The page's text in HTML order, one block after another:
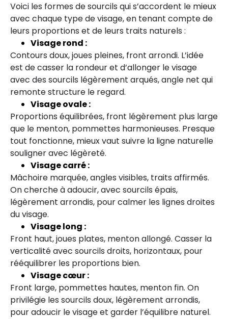
Voici les formes de sourcils qui s’accordent le mieux
avec chaque type de visage, en tenant compte de
leurs proportions et de leurs traits naturels :
Visage rond :
Contours doux, joues pleines, front arrondi. L’idée
est de casser la rondeur et d’allonger le visage
avec des sourcils légèrement arqués, angle net qui
remonte structure le regard.
Visage ovale :
Proportions équilibrées, front légèrement plus large
que le menton, pommettes harmonieuses. Presque
tout fonctionne, mieux vaut suivre la ligne naturelle
souligner avec légèreté.
Visage carré :
Mâchoire marquée, angles visibles, traits affirmés.
On cherche à adoucir, avec sourcils épais,
légèrement arrondis, pour calmer les lignes droites
du visage.
Visage long :
Front haut, joues plates, menton allongé. Casser la
verticalité avec sourcils droits, horizontaux, pour
rééquilibrer les proportions bien.
Visage cœur :
Front large, pommettes hautes, menton fin. On
privilégie les sourcils doux, légèrement arrondis,
pour adoucir le visage et garder l’équilibre naturel.